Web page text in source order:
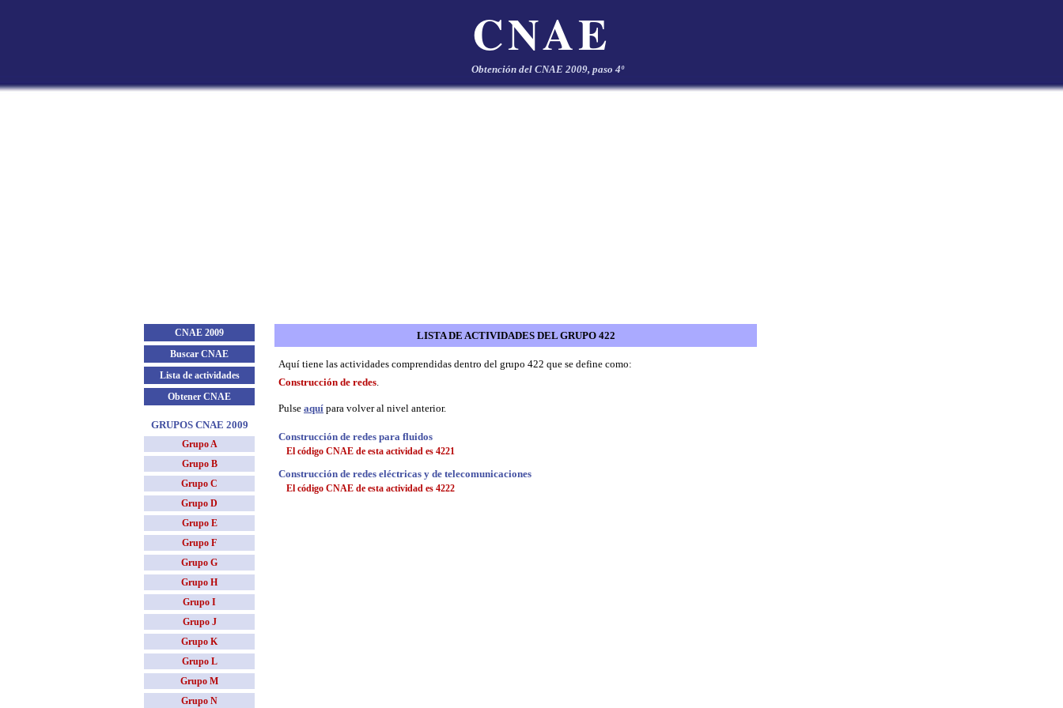
CNAE
Obtención del CNAE 2009, paso 4º
LISTA DE ACTIVIDADES DEL GRUPO 422
Aquí tiene las actividades comprendidas dentro del grupo 422 que se define como:
Construcción de redes.
Pulse aquí para volver al nivel anterior.
Construcción de redes para fluidos
El código CNAE de esta actividad es 4221
Construcción de redes eléctricas y de telecomunicaciones
El código CNAE de esta actividad es 4222
CNAE 2009
Buscar CNAE
Lista de actividades
Obtener CNAE
GRUPOS CNAE 2009
Grupo A
Grupo B
Grupo C
Grupo D
Grupo E
Grupo F
Grupo G
Grupo H
Grupo I
Grupo J
Grupo K
Grupo L
Grupo M
Grupo N